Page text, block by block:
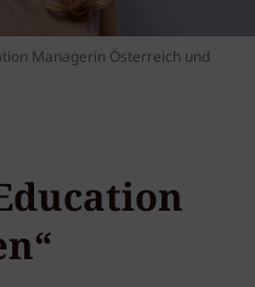
Managerin Österreich und